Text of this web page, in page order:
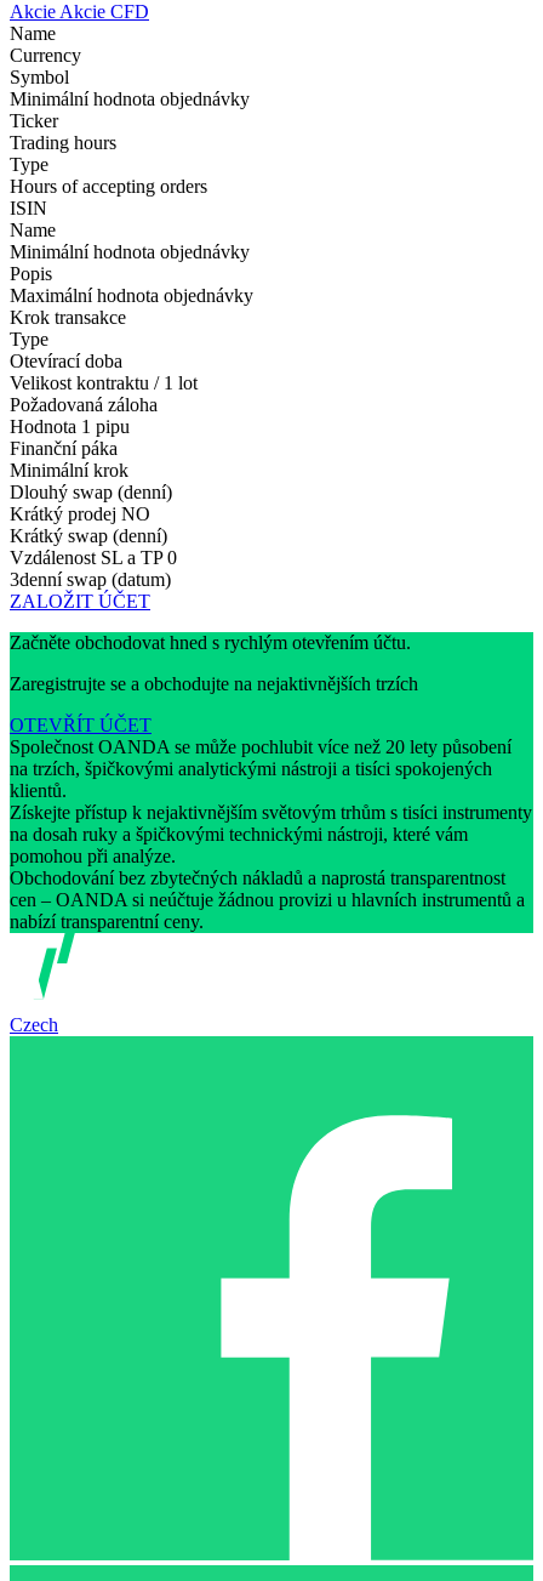
Akcie Akcie CFD
Name
Currency
Symbol
Minimální hodnota objednávky
Ticker
Trading hours
Type
Hours of accepting orders
ISIN
Name
Minimální hodnota objednávky
Popis
Maximální hodnota objednávky
Krok transakce
Type
Otevírací doba
Velikost kontraktu / 1 lot
Požadovaná záloha
Hodnota 1 pipu
Finanční páka
Minimální krok
Dlouhý swap (denní)
Krátký prodej NO
Krátký swap (denní)
Vzdálenost SL a TP 0
3denní swap (datum)
ZALOŽIT ÚČET
Začněte obchodovat hned s rychlým otevřením účtu.
Zaregistrujte se a obchodujte na nejaktivnějších trzích
OTEVŘÍT ÚČET
Společnost OANDA se může pochlubit více než 20 lety působení
na trzích, špičkovými analytickými nástroji a tisíci spokojených
klientů.
Získejte přístup k nejaktivnějším světovým trhům s tisíci instrumenty
na dosah ruky a špičkovými technickými nástroji, které vám
pomohou při analýze.
Obchodování bez zbytečných nákladů a naprostá transparentnost
cen – OANDA si neúčtuje žádnou provizi u hlavních instrumentů a
nabízí transparentní ceny.
Czech